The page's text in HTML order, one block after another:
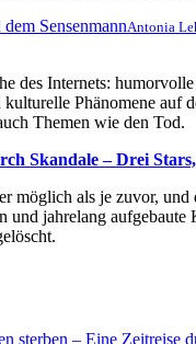
Antonia
des Internets:
Phänomene
Themen wie den Tod.
Skandale – Drei
möglich als je zuvor,
und jahrelang
sterben – Eine Zeitreise